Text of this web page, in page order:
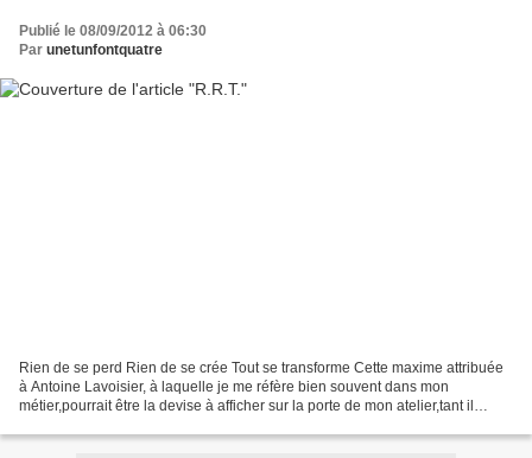
Publié le 08/09/2012 à 06:30
Par unetunfontquatre
Rien de se perd Rien de se crée Tout se transforme Cette maxime attribuée
à Antoine Lavoisier, à laquelle je me réfère bien souvent dans mon
métier,pourrait être la devise à afficher sur la porte de mon atelier,tant il